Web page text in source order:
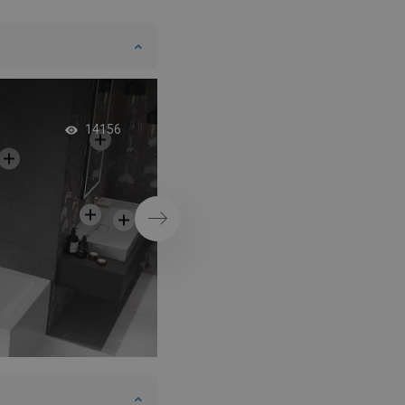
14156
Ďalej